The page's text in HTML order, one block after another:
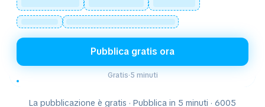
Pubblica gratis ora
Gratis·5 minuti
La pubblicazione è gratis · Pubblica in 5 minuti · 6005